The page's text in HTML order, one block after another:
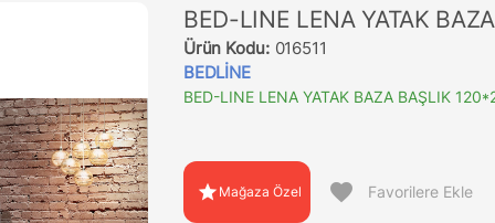
BED-LINE LENA YATAK
Ürün Kodu: 016511
BEDLİNE
BED-LINE LENA YATAK BAZA BAŞLIK
star Mağaza Özel favorite Favorilere Ekle